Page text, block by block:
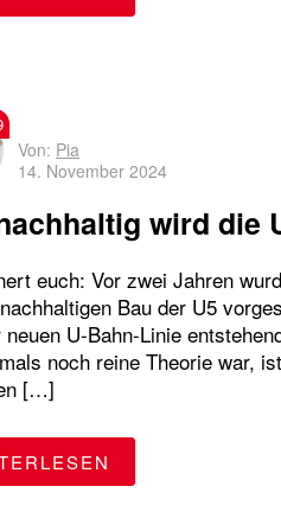
wird die
Von: Pia
14. November 2024
euch: Vor zwei Jahren
Bau der U5
neuen U-Bahn-Linie
noch reine Theorie war,
[…]